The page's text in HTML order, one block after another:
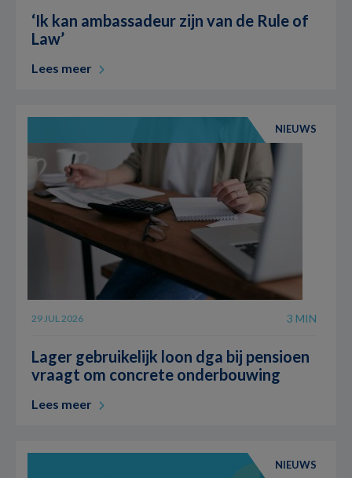
‘Ik kan ambassadeur zijn van de Rule of
Law’
Lees meer
NIEUWS
29 JUL 2026 3 MIN
Lager gebruikelijk loon dga bij pensioen
vraagt om concrete onderbouwing
Lees meer
NIEUWS